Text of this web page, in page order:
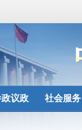
议政 社会服务